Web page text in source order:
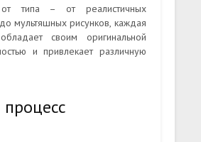
от типа – от реалистичных
мультяшных рисунков, каждая
своим оригинальной
и привлекает различную